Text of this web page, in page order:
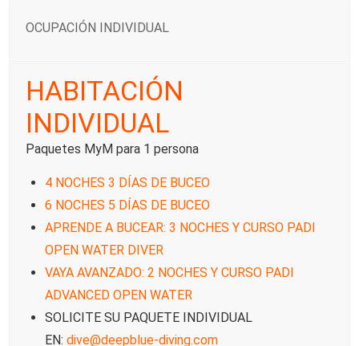
OCUPACIÓN INDIVIDUAL
HABITACIÓN
INDIVIDUAL
Paquetes MyM para 1 persona
4 NOCHES 3 DÍAS DE BUCEO
6 NOCHES 5 DÍAS DE BUCEO
APRENDE A BUCEAR: 3 NOCHES Y CURSO PADI
OPEN WATER DIVER
VAYA AVANZADO: 2 NOCHES Y CURSO PADI
ADVANCED OPEN WATER
SOLICITE SU PAQUETE INDIVIDUAL
EN:dive@deepblue-diving.com